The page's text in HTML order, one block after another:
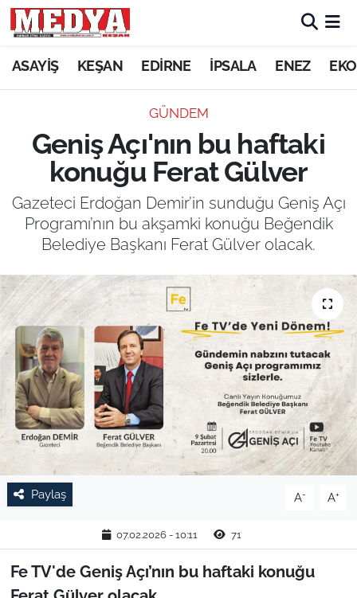
ASAYİŞ KEŞAN EDİRNE İPSALA ENEZ
GÜNDEM
Geniş Açı'nın bu haftaki
konuğu Ferat Gülver
Gazeteci Erdoğan Demir’in sunduğu Geniş Açı
Programı’nın bu akşamki konuğu Beğendik
Belediye Başkanı Ferat Gülver olacak.
Paylaş A- A+
07.02.2026 - 10:11 71
Fe TV'de Geniş Açı’nın bu haftaki konuğu
KEŞAN
ASAYİŞ
SİYASET
GÜNDEM
SAĞLIK
EĞİTİM
TARIM VE HAYVANCILIK
KÜLTÜR SANAT
RESMİ İLAN
SPOR
YAŞAM
EDİRNE